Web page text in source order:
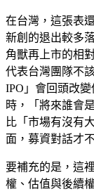
在台灣，這張表
新創的退出較多
角獸再上市的相
代表台灣團隊不
IPO」會回頭改
時，「將來誰會
比「市場有沒有
面，募資對話才
要補充的是，這
權、估值與後續